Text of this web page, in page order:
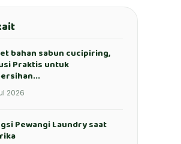
bahan sabun cucipiring,
Praktis untuk
2026
Pewangi Laundry saat